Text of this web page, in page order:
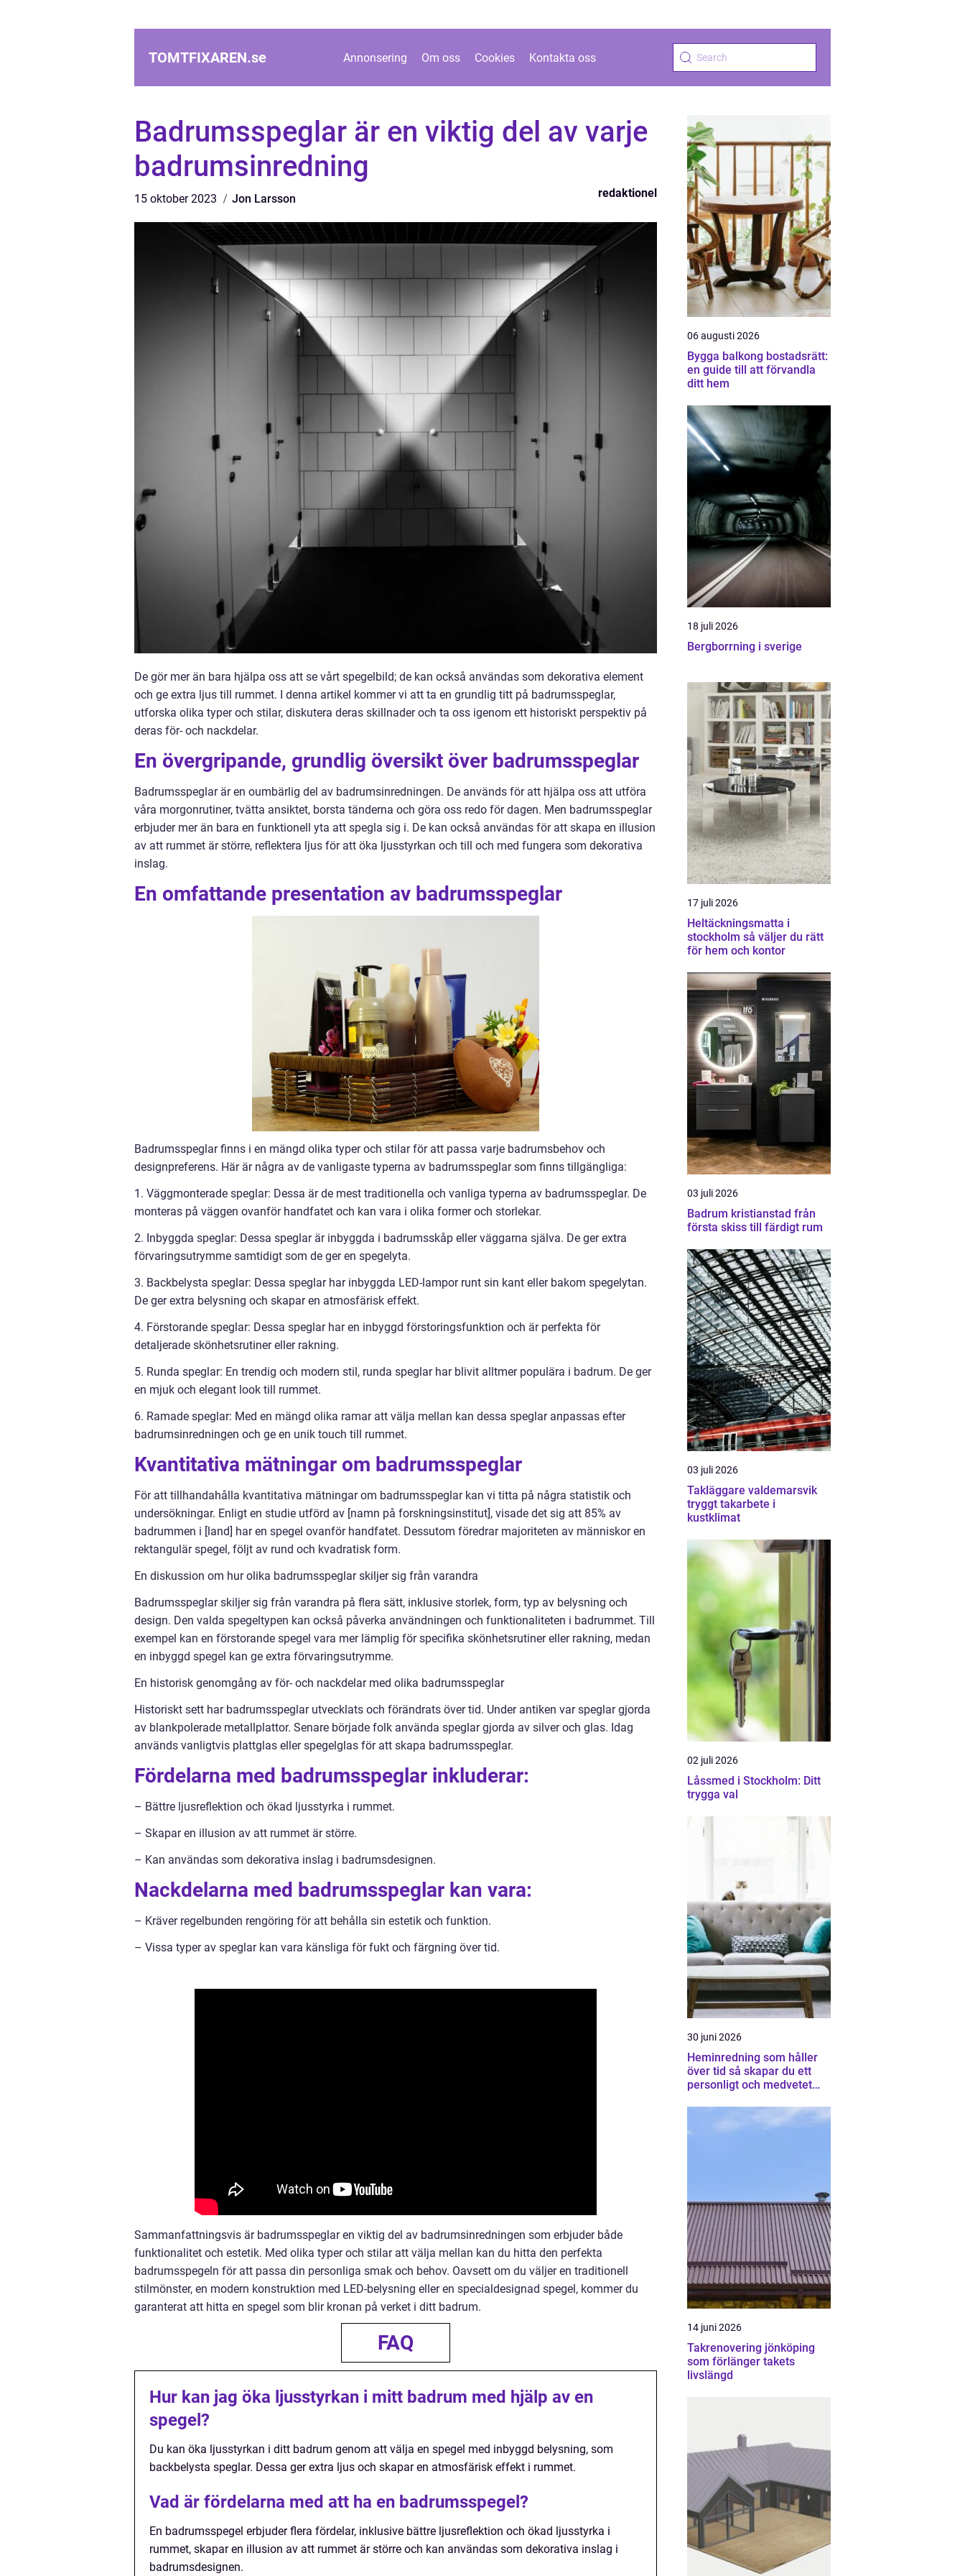
TOMTFIXAREN.se Annonsering Om oss Cookies Kontakta oss
Badrumsspeglar är en viktig del av varje
badrumsinredning
15 oktober 2023 Jon Larsson redaktionel
De gör mer än bara hjälpa oss att se vårt spegelbild; de kan också användas som dekorativa element
och ge extra ljus till rummet. I denna artikel kommer vi att ta en grundlig titt på badrumsspeglar,
utforska olika typer och stilar, diskutera deras skillnader och ta oss igenom ett historiskt perspektiv på
deras för- och nackdelar.
En övergripande, grundlig översikt över badrumsspeglar
Badrumsspeglar är en oumbärlig del av badrumsinredningen. De används för att hjälpa oss att utföra
våra morgonrutiner, tvätta ansiktet, borsta tänderna och göra oss redo för dagen. Men badrumsspeglar
erbjuder mer än bara en funktionell yta att spegla sig i. De kan också användas för att skapa en illusion
av att rummet är större, reflektera ljus för att öka ljusstyrkan och till och med fungera som dekorativa
inslag.
En omfattande presentation av badrumsspeglar
Badrumsspeglar finns i en mängd olika typer och stilar för att passa varje badrumsbehov och
designpreferens. Här är några av de vanligaste typerna av badrumsspeglar som finns tillgängliga:
1. Väggmonterade speglar: Dessa är de mest traditionella och vanliga typerna av badrumsspeglar. De
monteras på väggen ovanför handfatet och kan vara i olika former och storlekar.
2. Inbyggda speglar: Dessa speglar är inbyggda i badrumsskåp eller väggarna själva. De ger extra
förvaringsutrymme samtidigt som de ger en spegelyta.
3. Backbelysta speglar: Dessa speglar har inbyggda LED-lampor runt sin kant eller bakom spegelytan.
De ger extra belysning och skapar en atmosfärisk effekt.
4. Förstorande speglar: Dessa speglar har en inbyggd förstoringsfunktion och är perfekta för
detaljerade skönhetsrutiner eller rakning.
5. Runda speglar: En trendig och modern stil, runda speglar har blivit alltmer populära i badrum. De ger
en mjuk och elegant look till rummet.
6. Ramade speglar: Med en mängd olika ramar att välja mellan kan dessa speglar anpassas efter
badrumsinredningen och ge en unik touch till rummet.
Kvantitativa mätningar om badrumsspeglar
För att tillhandahålla kvantitativa mätningar om badrumsspeglar kan vi titta på några statistik och
undersökningar. Enligt en studie utförd av [namn på forskningsinstitut], visade det sig att 85% av
badrummen i [land] har en spegel ovanför handfatet. Dessutom föredrar majoriteten av människor en
rektangulär spegel, följt av rund och kvadratisk form.
En diskussion om hur olika badrumsspeglar skiljer sig från varandra
Badrumsspeglar skiljer sig från varandra på flera sätt, inklusive storlek, form, typ av belysning och
design. Den valda spegeltypen kan också påverka användningen och funktionaliteten i badrummet. Till
exempel kan en förstorande spegel vara mer lämplig för specifika skönhetsrutiner eller rakning, medan
en inbyggd spegel kan ge extra förvaringsutrymme.
En historisk genomgång av för- och nackdelar med olika badrumsspeglar
Historiskt sett har badrumsspeglar utvecklats och förändrats över tid. Under antiken var speglar gjorda
av blankpolerade metallplattor. Senare började folk använda speglar gjorda av silver och glas. Idag
används vanligtvis plattglas eller spegelglas för att skapa badrumsspeglar.
Fördelarna med badrumsspeglar inkluderar:
– Bättre ljusreflektion och ökad ljusstyrka i rummet.
– Skapar en illusion av att rummet är större.
– Kan användas som dekorativa inslag i badrumsdesignen.
Nackdelarna med badrumsspeglar kan vara:
– Kräver regelbunden rengöring för att behålla sin estetik och funktion.
– Vissa typer av speglar kan vara känsliga för fukt och färgning över tid.
Sammanfattningsvis är badrumsspeglar en viktig del av badrumsinredningen som erbjuder både
funktionalitet och estetik. Med olika typer och stilar att välja mellan kan du hitta den perfekta
badrumsspegeln för att passa din personliga smak och behov. Oavsett om du väljer en traditionell
stilmönster, en modern konstruktion med LED-belysning eller en specialdesignad spegel, kommer du
garanterat att hitta en spegel som blir kronan på verket i ditt badrum.
FAQ
Hur kan jag öka ljusstyrkan i mitt badrum med hjälp av en
spegel?
Du kan öka ljusstyrkan i ditt badrum genom att välja en spegel med inbyggd belysning, som
backbelysta speglar. Dessa ger extra ljus och skapar en atmosfärisk effekt i rummet.
Vad är fördelarna med att ha en badrumsspegel?
En badrumsspegel erbjuder flera fördelar, inklusive bättre ljusreflektion och ökad ljusstyrka i
rummet, skapar en illusion av att rummet är större och kan användas som dekorativa inslag i
badrumsdesignen.
06 augusti 2026
Bygga balkong bostadsrätt:
en guide till att förvandla
ditt hem
18 juli 2026
Bergborrning i sverige
17 juli 2026
Heltäckningsmatta i
stockholm så väljer du rätt
för hem och kontor
03 juli 2026
Badrum kristianstad från
första skiss till färdigt rum
03 juli 2026
Takläggare valdemarsvik
tryggt takarbete i
kustklimat
02 juli 2026
Låssmed i Stockholm: Ditt
trygga val
30 juni 2026
Heminredning som håller
över tid så skapar du ett
personligt och medvetet
14 juni 2026
Takrenovering jönköping
som förlänger takets
livslängd